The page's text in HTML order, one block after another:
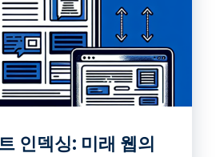
인덱싱: 미래 웹의